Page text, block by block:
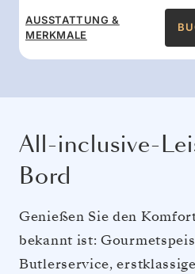
AUSSTATTUNG &
MERKMALE
All-inclusive-
Bord
Genießen Sie den
bekannt ist:
Butlerservice,